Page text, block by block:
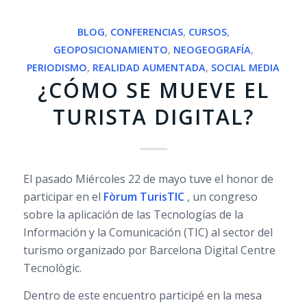
BLOG, CONFERENCIAS, CURSOS,
GEOPOSICIONAMIENTO, NEOGEOGRAFÍA,
PERIODISMO, REALIDAD AUMENTADA, SOCIAL MEDIA
¿CÓMO SE MUEVE EL
TURISTA DIGITAL?
El pasado Miércoles 22 de mayo tuve el honor de
participar en el Fòrum TurisTIC , un congreso
sobre la aplicación de las Tecnologías de la
Información y la Comunicación (TIC) al sector del
turismo organizado por Barcelona Digital Centre
Tecnològic.
Dentro de este encuentro participé en la mesa